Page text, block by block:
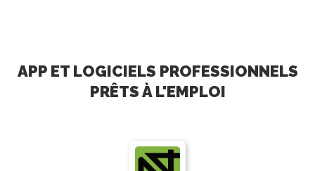
APP ET LOGICIELS PROFESSIONNELS
PRÊTS À L'EMPLOI